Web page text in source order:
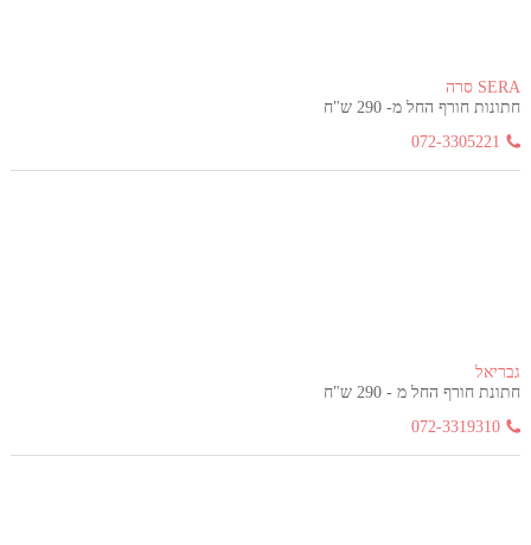
SERA סרה
חתונות חורף החל מ- 290 ש"ח
072-3305221
גבריאל
חתונת חורף החל מ - 290 ש"ח
072-3319310